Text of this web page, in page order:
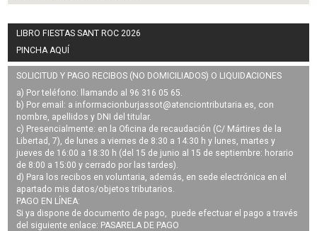
LIBRO FIESTAS SANT ROC 2026
PINCHA AQUÍ
SOLICITUD Y PAGO RECIBOS (NO DOMICILIADOS) O LIQUIDACIONES
a) Por teléfono: llamando al 96 316 05 65.
b) Por email: a informacionburjassot@atenciontributaria.es, con
nombre, apellidos y DNI del titular.
c) Presencialmente: en la Oficina de recaudación (C/ Mártires de la
Libertad, 7), de lunes a viernes de 8:30 a 14:30 h y lunes, martes y
jueves de 16:00 a 18:30 h (del 15 de junio al 15 de septiembre: horario
de 8:00 a 15:00 y cerrado por las tardes).
d) Para los recibos en voluntaria, además, en sede electrónica en el
apartado mis datos/objetos tributarios.
PAGO EN LÍNEA:
Si ya dispone de documento de pago, puede efectuar el pago a través
del siguiente enlace: PASARELA DE PAGO